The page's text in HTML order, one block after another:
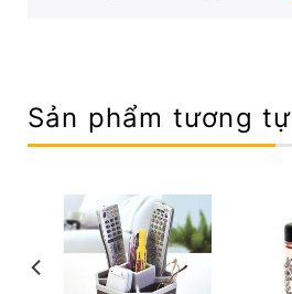
Sản phẩm tương tự